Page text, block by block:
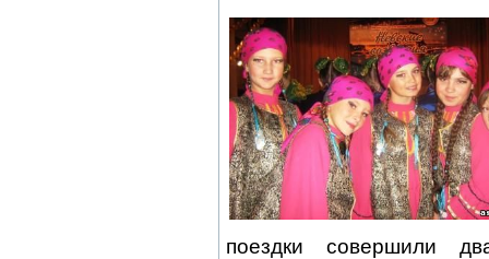
поездки совершили